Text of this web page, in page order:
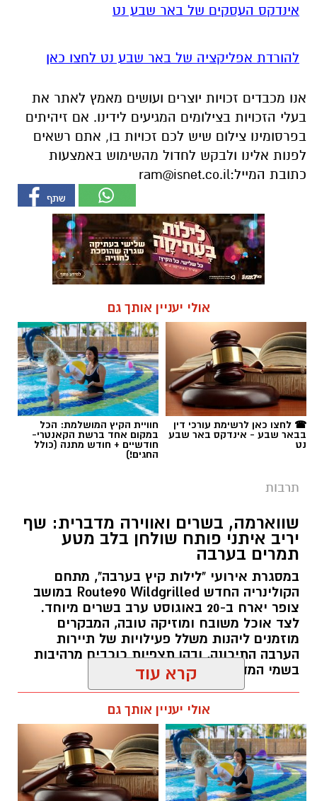
אינדקס העסקים של באר שבע נט
להורדת אפליקציה של באר שבע נט לחצו כאן
אנו מכבדים זכויות יוצרים ועושים מאמץ לאתר את
בעלי הזכויות בצילומים המגיעים לידינו. אם זיהיתים
בפרסומינו צילום שיש לכם זכויות בו, אתם רשאים
לפנות אלינו ולבקש לחדול מהשימוש באמצעות
כתובת המייל:ram@isnet.co.il
אולי יעניין אותך גם
☎ לחצו כאן לרשימת עורכי דין
בבאר שבע - אינדקס באר שבע
נט
חוויית הקיץ המושלמת: הכל
במקום אחד ברשת הקאנטרי-
חודשיים + חודש מתנה (כולל
החגים!)
תרבות
שווארמה, בשרים ואווירה מדברית: שף
יריב איתני פותח שולחן בלב מטע
תמרים בערבה
במסגרת אירועי "לילות קיץ בערבה", מתחם
הקולינריה החדש Route90 Wildgrilled במושב
צופר יארח ב-20 באוגוסט ערב בשרים מיוחד.
לצד אוכל משובח ומוזיקה טובה, המבקרים
מוזמנים ליהנות משלל פעילויות של תיירות
הערבה התיכונה, ובהן תצפיות כוכבים מרהיבות
בשמי המדבר.
קרא עוד
אולי יעניין אותך גם